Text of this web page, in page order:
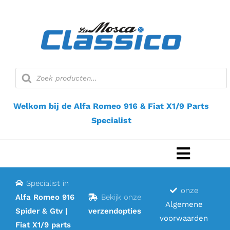
Producten
zoeken
Welkom bij de Alfa Romeo 916 & Fiat X1/9 Parts
Specialist
Webshop
Specialist in
Alfa Romeo 916
Spider & Gtv |
Fiat X1/9 parts
Bekijk onze
verzendopties
onze
Algemene
voorwaarden